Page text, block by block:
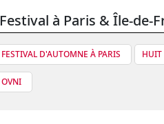
Festival à Paris & Île-de-
FESTIVAL D'AUTOMNE À PARIS HUIT
OVNI